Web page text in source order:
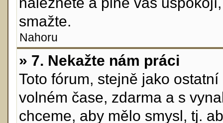
smažte.
Nahoru
» 7. Nekažte nám práci
Toto fórum, stejně jako
volném čase, zdarma a s
chceme, aby mělo smysl, tj.